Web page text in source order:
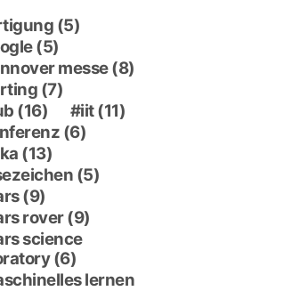
(5)
(5)
messe(8)
(7)
(16) iit(11)
(6)
(13)
(5)
(9)
rover(9)
science
(6)
lernen